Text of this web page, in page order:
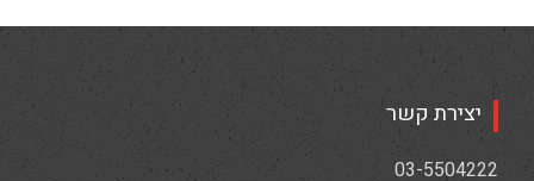
יצירת קשר
03-5504222